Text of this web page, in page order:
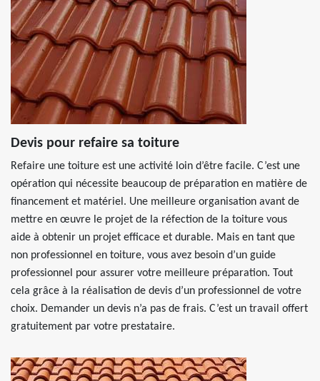
Devis pour refaire sa toiture
Refaire une toiture est une activité loin d’être facile. C’est une
opération qui nécessite beaucoup de préparation en matière de
financement et matériel. Une meilleure organisation avant de
mettre en œuvre le projet de la réfection de la toiture vous
aide à obtenir un projet efficace et durable. Mais en tant que
non professionnel en toiture, vous avez besoin d’un guide
professionnel pour assurer votre meilleure préparation. Tout
cela grâce à la réalisation de devis d’un professionnel de votre
choix. Demander un devis n’a pas de frais. C’est un travail offert
gratuitement par votre prestataire.